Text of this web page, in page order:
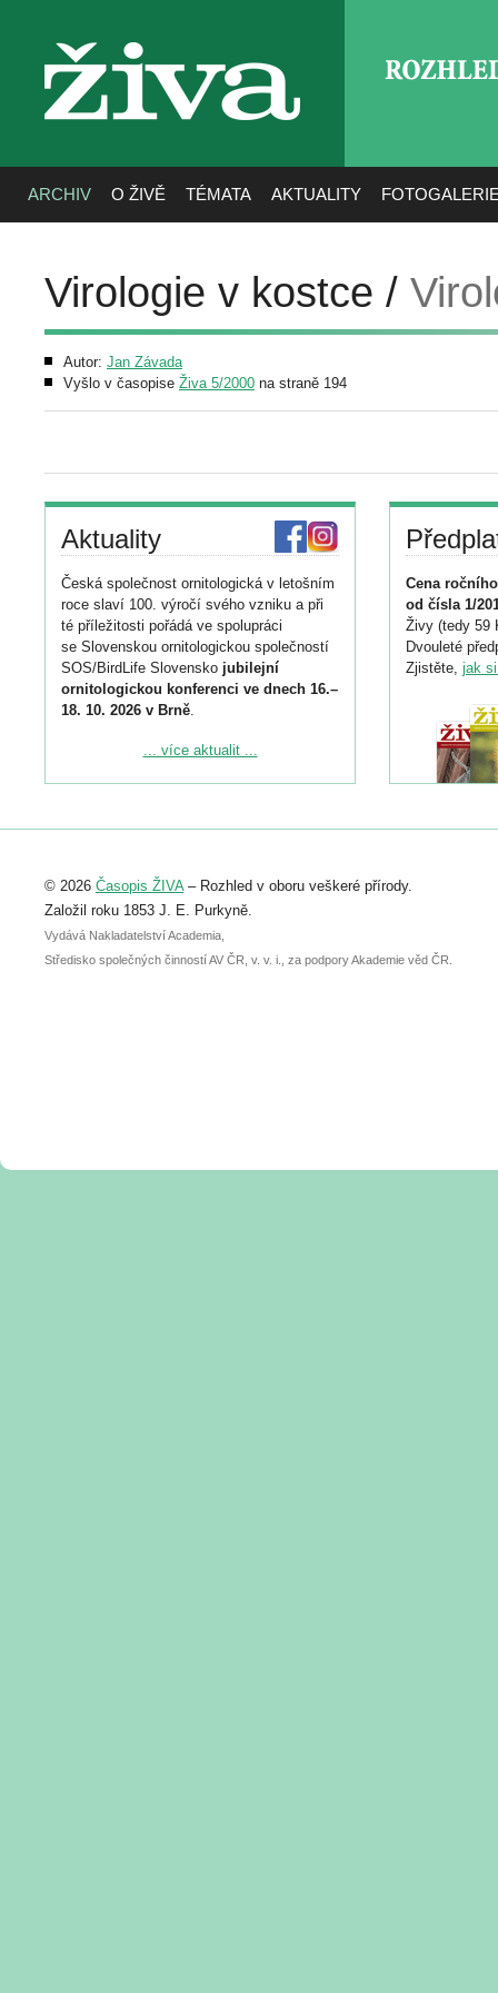
živa
ARCHIV O ŽIVĚ TÉMATA AKTUALITY
Virologie v kostce /
Autor: Jan Závada
Vyšlo v časopise Živa 5/2000 na straně 194
Aktuality
Česká společnost ornitologická v letošním
roce slaví 100. výročí svého vzniku a při
té příležitosti pořádá ve spolupráci
se Slovenskou ornitologickou společností
SOS/BirdLife Slovensko jubilejní
ornitologickou konferenci ve dnech 16.–
18. 10. 2026 v Brně.
Podrobnější informace ke konferenci
Registrovat se můžete do 6. září.
abstraktu přihlášené přednášky nebo
posteru je už 30. června.
... více aktualit ...
Cena
od čísla 1/
Živy (tedy 59
Dvouleté
Zjistěte, jak
© 2026 Časopis ŽIVA– Rozhled v oboru veškeré přírody.
Založil roku 1853 J. E. Purkyně.
Vydává Nakladatelství Academia,
Středisko společných činností AV ČR, v. v. i., za podpory Akademie věd ČR.